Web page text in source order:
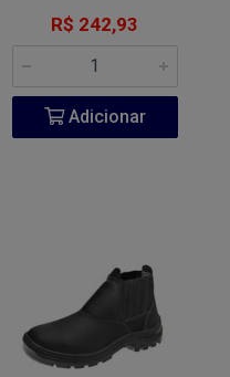
R$ 242,93
Adicionar